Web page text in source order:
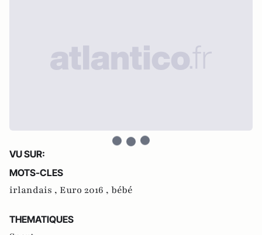
VU SUR:
MOTS-CLES
irlandais , Euro 2016 , bébé
THEMATIQUES